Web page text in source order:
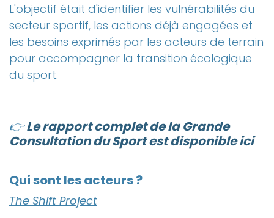
L'objectif était d'identifier les vulnérabilités du
secteur sportif, les actions déjà engagées et
les besoins exprimés par les acteurs de terrain
pour accompagner la transition écologique
du sport.
👉Le rapport complet de la Grande
Consultation du Sport est disponible ici
Qui sont les acteurs ?
The Shift Project